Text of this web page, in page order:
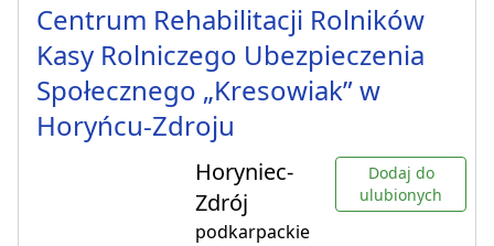
Centrum Rehabilitacji Rolników
Kasy Rolniczego Ubezpieczenia
Społecznego „Kresowiak” w
Horyńcu-Zdroju
Horyniec-
Zdrój
podkarpackie
Dodaj do
ulubionych